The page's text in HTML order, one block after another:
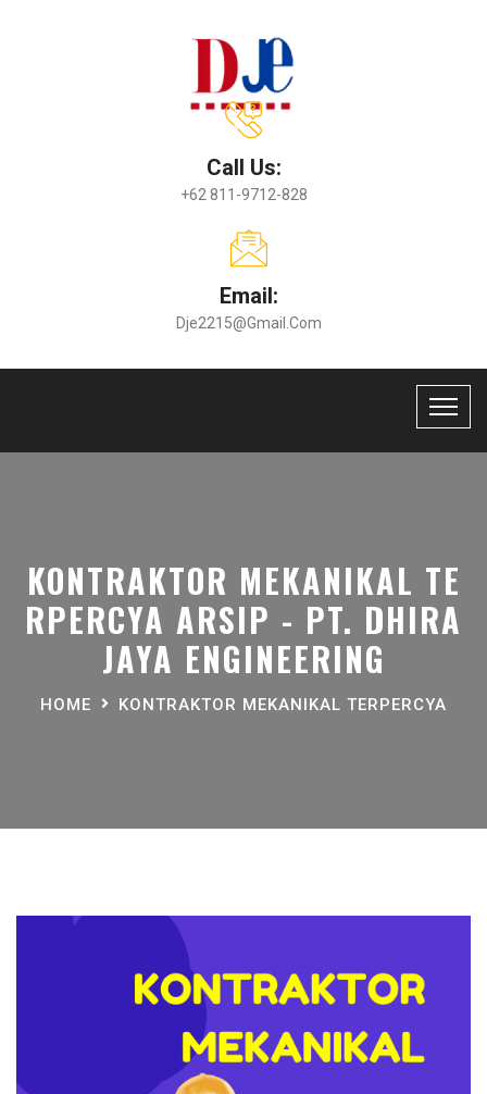
Call Us:
+62 811-9712-828
Email:
Dje2215@gmail.com
KONTRAKTOR MEKANIKAL TE
RPERCYA ARSIP - PT. DHIRA
JAYA ENGINEERING
HOME KONTRAKTOR MEKANIKAL TERPERCYA